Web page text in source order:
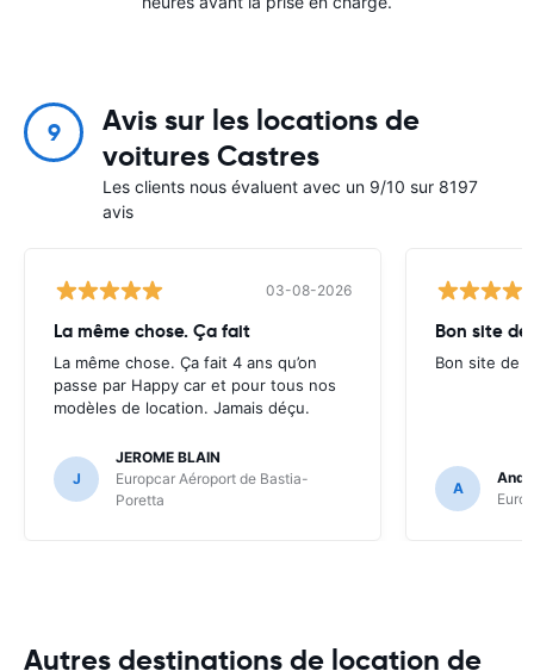
9
Avis sur les locations de
voitures Castres
Les clients nous évaluent avec un 9/10 sur 8197
avis
03-08-2026
La même chose. Ça fait
La même chose. Ça fait 4 ans qu’on
passe par Happy car et pour tous nos
modèles de location. Jamais déçu.
J
JEROME BLAIN
Europcar Aéroport de Bastia-
Poretta
Bon site
Bon site de
A
Autres destinations de location de